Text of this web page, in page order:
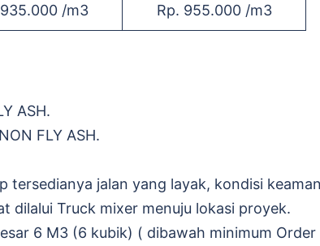
/m3 Rp. 955.000 /m3
ASH.
FLY ASH.
tersedianya jalan yang layak, kondisi
dilalui Truck mixer menuju lokasi proyek.
6 M3 (6 kubik) ( dibawah minimum Order